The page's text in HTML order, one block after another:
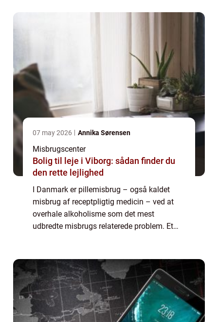
07 may 2026 Annika Sørensen
Misbrugscenter
Bolig til leje i Viborg: sådan finder du
den rette lejlighed
I Danmark er pillemisbrug – også kaldet
misbrug af receptpligtig medicin – ved at
overhale alkoholisme som det mest
udbredte misbrugs relaterede problem. Et